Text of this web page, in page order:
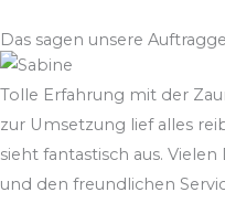
Das sagen unsere
Tolle Erfahrung mit der
zur Umsetzung lief alles
sieht fantastisch aus.
und den freundlichen